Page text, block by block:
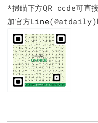
*掃瞄下方QR code可直
加官方Line(@atdaily)